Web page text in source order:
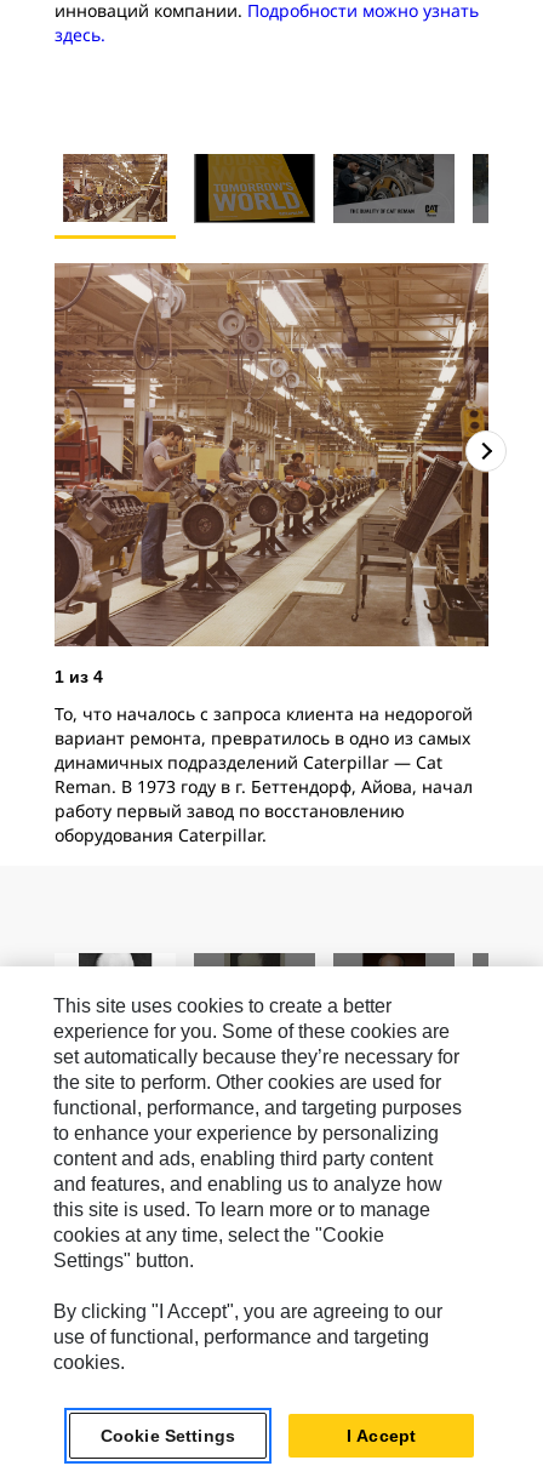
инноваций компании. Подробности можно узнать
здесь.
1 из 4
То, что началось с запроса клиента на недорогой
вариант ремонта, превратилось в одно из самых
динамичных подразделений Caterpillar — Cat
Reman. В 1973 году в г. Беттендорф, Айова, начал
работу первый завод по восстановлению
оборудования Caterpillar.
This site uses cookies to create a better
experience for you. Some of these cookies are
set automatically because they’re necessary for
the site to perform. Other cookies are used for
functional, performance, and targeting purposes
to enhance your experience by personalizing
content and ads, enabling third party content
and features, and enabling us to analyze how
this site is used. To learn more or to manage
cookies at any time, select the "Cookie
Settings" button.
By clicking "I Accept", you are agreeing to our
use of functional, performance and targeting
cookies.
Cookie Settings I Accept